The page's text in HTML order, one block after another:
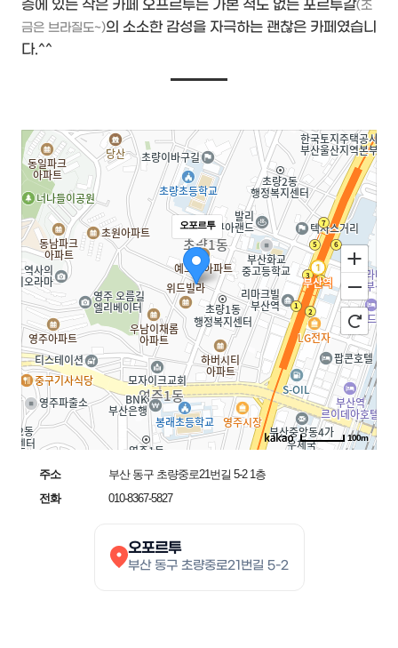
층에 있는 작은 카페 오프르투는 가본 적도 없는 포르투갈(조
금은 브라질도~)의 소소한 감성을 자극하는 괜찮은 카페였습니
다.^^
오포르투
100m
주소
부산 동구 초량중로21번길 5-2 1층
전화
010-8367-5827
오포르투
부산 동구 초량중로21번길 5-2